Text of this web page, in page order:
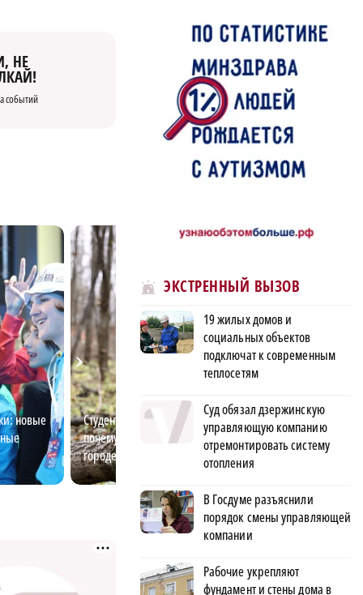
НЕ
событий
новые
Студент-географ рассказал,
почему в лесу ему лучше, чем в
городе
Нижний для
турист ли ты?
ЭКСТРЕННЫЙ ВЫЗОВ
19 жилых домов и
социальных объектов
подключат к современным
теплосетям
Суд обязал дзержинскую
управляющую компанию
отремонтировать систему
отопления
В Госдуме разъяснили
порядок смены управляющей
компании
Рабочие укрепляют
фундамент и стены дома в